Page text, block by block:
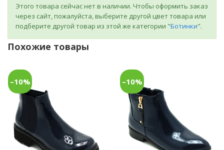
Этого товара сейчас нет в наличии. Чтобы оформить заказ
через сайт, пожалуйста, выберите другой цвет товара или
подберите другой товар из этой же категории "Ботинки".
Похожие товары
–10% –10%